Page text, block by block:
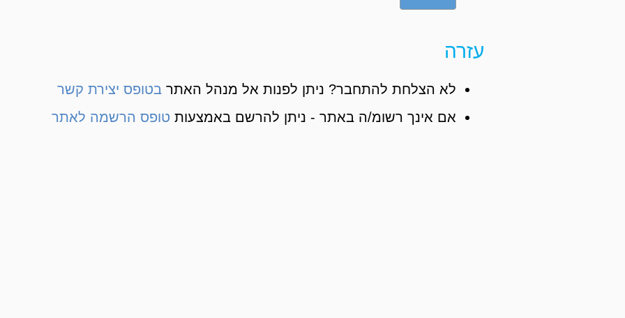
עזרה
לא הצלחת להתחבר? ניתן לפנות אל מנהל האתר בטופס יצירת קשר
אם אינך רשומ/ה באתר - ניתן להרשם באמצעות טופס הרשמה לאתר